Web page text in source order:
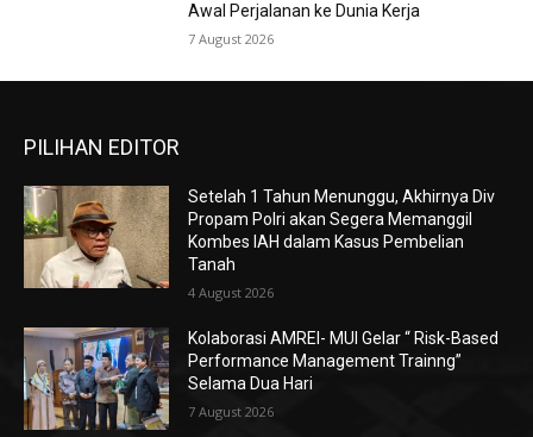
Awal Perjalanan ke Dunia Kerja
7 August 2026
PILIHAN EDITOR
Setelah 1 Tahun Menunggu, Akhirnya Div
Propam Polri akan Segera Memanggil
Kombes IAH dalam Kasus Pembelian
Tanah
4 August 2026
Kolaborasi AMREI- MUI Gelar “ Risk-Based
Performance Management Trainng”
Selama Dua Hari
7 August 2026